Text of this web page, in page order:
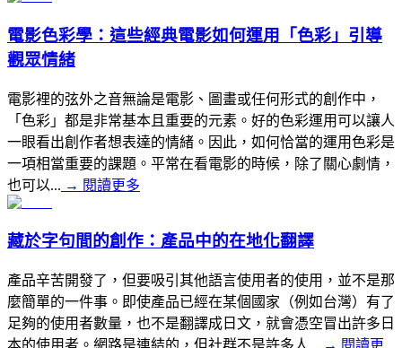
電影色彩學：這些經典電影如何運用「色彩」引導
觀眾情緒
電影裡的弦外之音無論是電影、圖畫或任何形式的創作中，
「色彩」都是非常基本且重要的元素。好的色彩運用可以讓人
一眼看出創作者想表達的情緒。因此，如何恰當的運用色彩是
一項相當重要的課題。平常在看電影的時候，除了關心劇情，
也可以... → 閱讀更多
藏於字句間的創作：產品中的在地化翻譯
產品辛苦開發了，但要吸引其他語言使用者的使用，並不是那
麼簡單的一件事。即使產品已經在某個國家（例如台灣）有了
足夠的使用者數量，也不是翻譯成日文，就會憑空冒出許多日